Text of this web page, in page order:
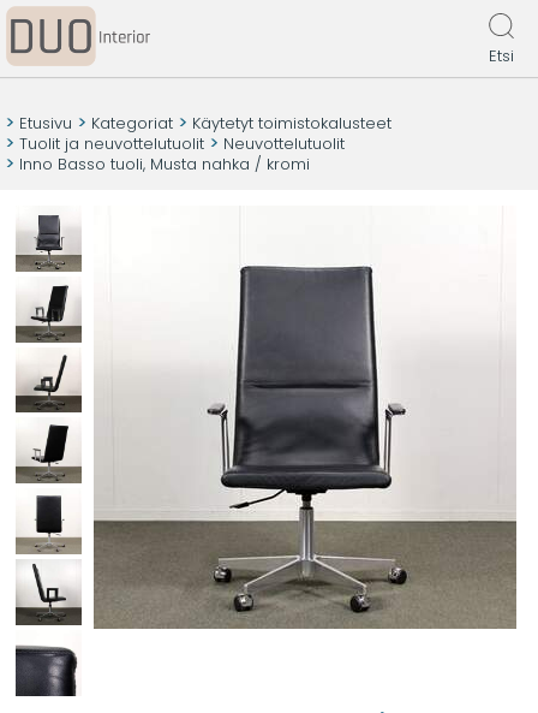
Etsi
Etusivu Kategoriat
Käytetyt toimistokalusteet
Tuolit ja neuvottelutuolit
Neuvottelutuolit
Inno Basso tuoli, Musta nahka / kromi